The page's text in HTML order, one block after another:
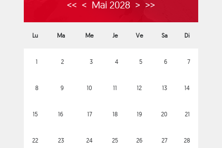
<< < Mai 2028 > >>
Lu Ma Me Je Ve Sa Di
1 2 3 4 5 6 7
8 9 10 11 12 13 14
15 16 17 18 19 20 21
22 23 24 25 26 27 28